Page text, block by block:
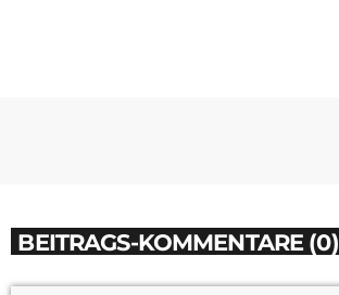
BEITRAGS-KOMMENTARE (0)